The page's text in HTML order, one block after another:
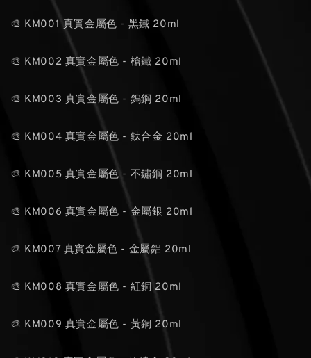
🎨 KM001 真實金屬色 - 黑鐵 20ml
🎨 KM002 真實金屬色 - 槍鐵 20ml
🎨 KM003 真實金屬色 - 鎢鋼 20ml
🎨 KM004 真實金屬色 - 鈦合金 20ml
🎨 KM005 真實金屬色 - 不鏽鋼 20ml
🎨 KM006 真實金屬色 - 金屬銀 20ml
🎨 KM007 真實金屬色 - 金屬鋁 20ml
🎨 KM008 真實金屬色 - 紅銅 20ml
🎨 KM009 真實金屬色 - 黃銅 20ml